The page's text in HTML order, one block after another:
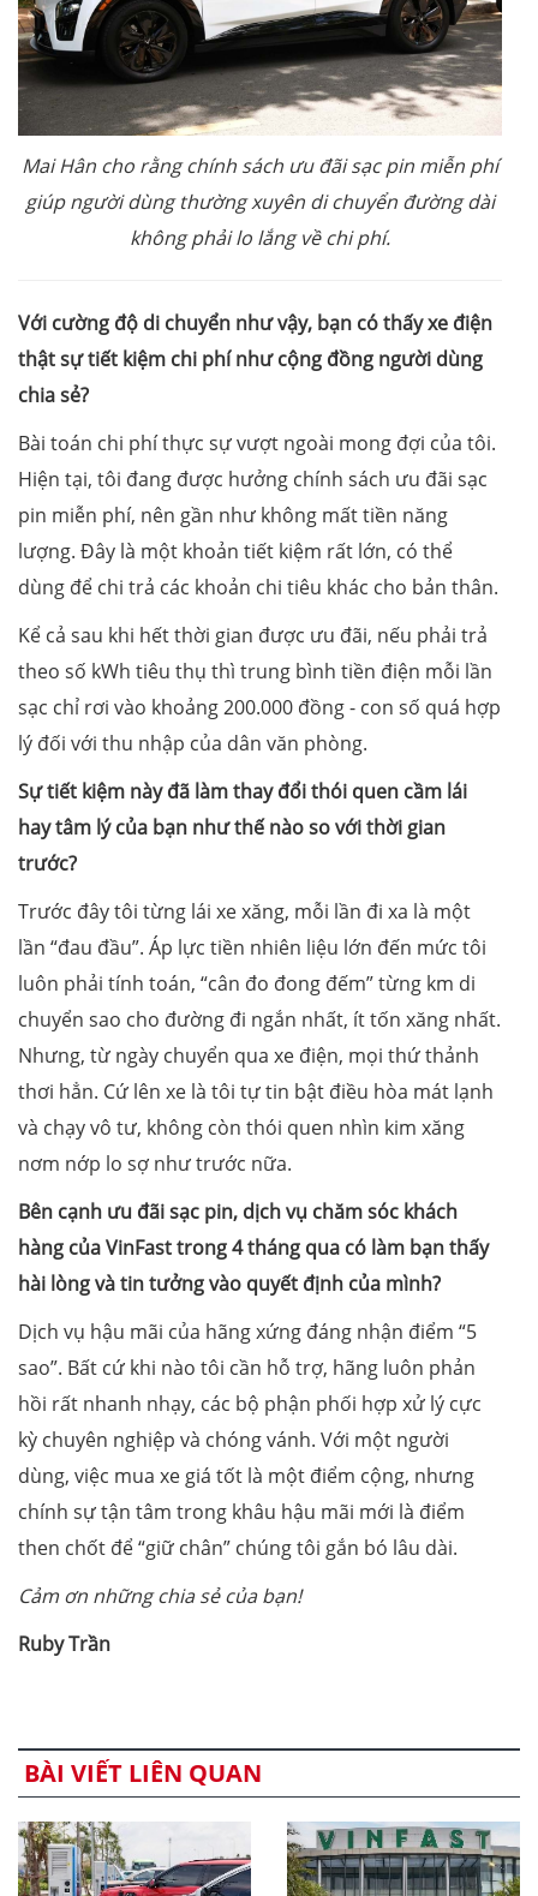
Mai Hân cho rằng chính sách ưu đãi sạc pin miễn phí
giúp người dùng thường xuyên di chuyển đường dài
không phải lo lắng về chi phí.
Với cường độ di chuyển như vậy, bạn có thấy xe điện
thật sự tiết kiệm chi phí như cộng đồng người dùng
chia sẻ?
Bài toán chi phí thực sự vượt ngoài mong đợi của tôi.
Hiện tại, tôi đang được hưởng chính sách ưu đãi sạc
pin miễn phí, nên gần như không mất tiền năng
lượng. Đây là một khoản tiết kiệm rất lớn, có thể
dùng để chi trả các khoản chi tiêu khác cho bản thân.
Kể cả sau khi hết thời gian được ưu đãi, nếu phải trả
theo số kWh tiêu thụ thì trung bình tiền điện mỗi lần
sạc chỉ rơi vào khoảng 200.000 đồng - con số quá hợp
lý đối với thu nhập của dân văn phòng.
Sự tiết kiệm này đã làm thay đổi thói quen cầm lái
hay tâm lý của bạn như thế nào so với thời gian
trước?
Trước đây tôi từng lái xe xăng, mỗi lần đi xa là một
lần “đau đầu”. Áp lực tiền nhiên liệu lớn đến mức tôi
luôn phải tính toán, “cân đo đong đếm” từng km di
chuyển sao cho đường đi ngắn nhất, ít tốn xăng nhất.
Nhưng, từ ngày chuyển qua xe điện, mọi thứ thảnh
thơi hẳn. Cứ lên xe là tôi tự tin bật điều hòa mát lạnh
và chạy vô tư, không còn thói quen nhìn kim xăng
nơm nớp lo sợ như trước nữa.
Bên cạnh ưu đãi sạc pin, dịch vụ chăm sóc khách
hàng của VinFast trong 4 tháng qua có làm bạn thấy
hài lòng và tin tưởng vào quyết định của mình?
Dịch vụ hậu mãi của hãng xứng đáng nhận điểm “5
sao”. Bất cứ khi nào tôi cần hỗ trợ, hãng luôn phản
hồi rất nhanh nhạy, các bộ phận phối hợp xử lý cực
kỳ chuyên nghiệp và chóng vánh. Với một người
dùng, việc mua xe giá tốt là một điểm cộng, nhưng
chính sự tận tâm trong khâu hậu mãi mới là điểm
then chốt để “giữ chân” chúng tôi gắn bó lâu dài.
Cảm ơn những chia sẻ của bạn!
Ruby Trần
BÀI VIẾT LIÊN QUAN